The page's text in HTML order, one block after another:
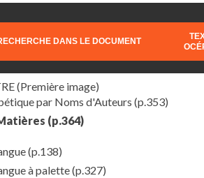
DANS LE DOCUMENT
(Première image)
par Noms d'Auteurs (p.353)
(p.364)
(p.138)
à palette(p.327)